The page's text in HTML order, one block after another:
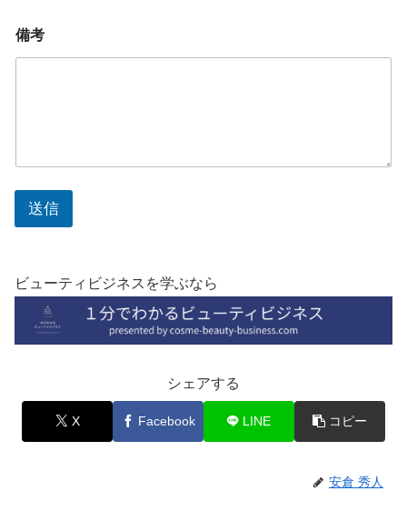
備考
送信
ビューティビジネスを学ぶなら
シェアする
X Facebook LINE コピー
安倉 秀人